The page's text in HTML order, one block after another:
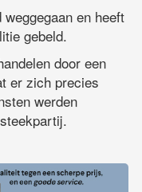
en heeft
gebeld.
door een
er zich precies
werden